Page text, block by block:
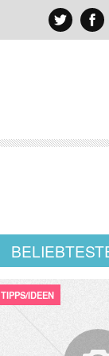
TIPPS/IDEEN